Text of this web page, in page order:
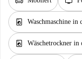
local_laundry_service Waschmaschine in
local_laundry_service Wäschetrockner in